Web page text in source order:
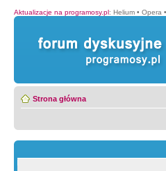
Aktualizacje na programosy.pl: Helium • Opera •
Strona główna